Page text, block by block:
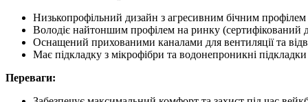
Низькопрофільний дизайн з агресивним бічним
Володіє найтоншим профілем на ринку (сертифікований
Оснащений прихованими каналами для вентиляції та
Має підкладку з мікрофібри та водонепроникні підкладки
Переваги: